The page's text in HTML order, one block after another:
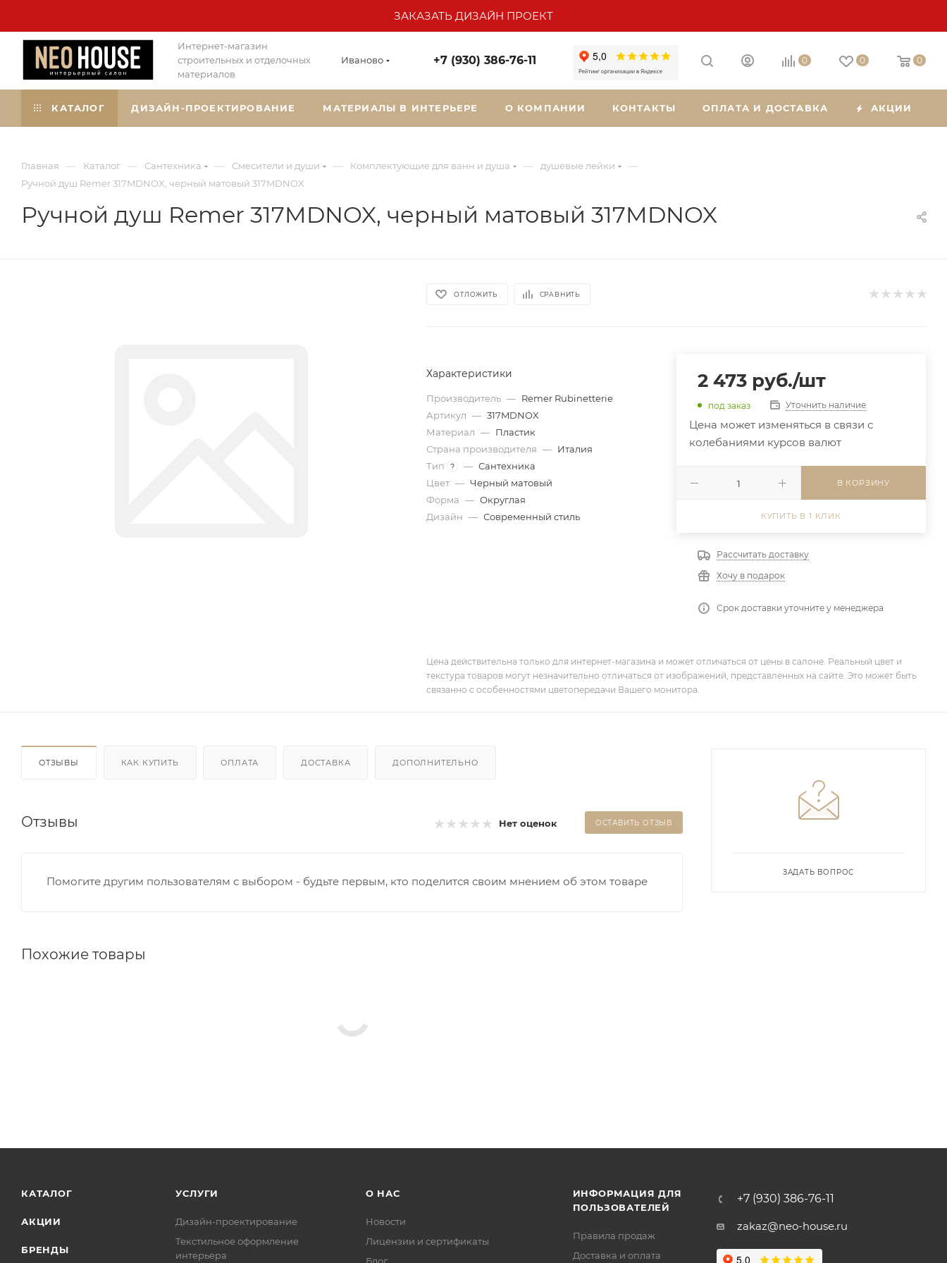
ЗАКАЗАТЬ ДИЗАЙН ПРОЕКТ
Интернет-магазин
строительных и отделочных
материалов
Иваново +7 (930) 386-76-11 0 0 0
КАТАЛОГ ДИЗАЙН-ПРОЕКТИРОВАНИЕ МАТЕРИАЛЫ В ИНТЕРЬЕРЕ О КОМПАНИИ КОНТАКТЫ ОПЛАТА И ДОСТАВКА АКЦИИ
Главная — Каталог — Сантехника — Смесители и души — Комплектующие для ванн и душа — душевые лейки —
Ручной душ Remer 317MDNOX, черный матовый 317MDNOX
Ручной душ Remer 317MDNOX, черный матовый 317MDNOX
ОТЛОЖИТЬ СРАВНИТЬ
Характеристики
Производитель — Remer Rubinetterie
Артикул — 317MDNOX
Материал — Пластик
Страна производителя — Италия
Тип
? — Сантехника
Цвет — Черный матовый
Форма — Округлая
Дизайн — Современный стиль
2 473руб./шт
под заказ Уточнить наличие
Цена может изменяться в связи с
колебаниями курсов валют
В КОРЗИНУ
КУПИТЬ В 1 КЛИК
Рассчитать доставку
Хочу в подарок
Срок доставки уточните у менеджера
Цена действительна только для интернет-магазина и может отличаться от цены в салоне. Реальный цвет и
текстура товаров могут незначительно отличаться от изображений, представленных на сайте. Это может быть
связанно с особенностями цветопередачи Вашего монитора.
ОТЗЫВЫ КАК КУПИТЬ ОПЛАТА ДОСТАВКА ДОПОЛНИТЕЛЬНО
Отзывы Нет оценок ОСТАВИТЬ ОТЗЫВ
Помогите другим пользователям с выбором - будьте первым, кто поделится своим мнением об этом товаре
Похожие товары
ЗАДАТЬ ВОПРОС
КАТАЛОГ
АКЦИИ
БРЕНДЫ
УСЛУГИ
Дизайн-проектирование
Текстильное оформление
интерьера
О НАС
Новости
Лицензии и сертификаты
ИНФОРМАЦИЯ ДЛЯ
ПОЛЬЗОВАТЕЛЕЙ
Правила продаж
Доставка и оплата
+7 (930) 386-76-11
zakaz@neo-house.ru